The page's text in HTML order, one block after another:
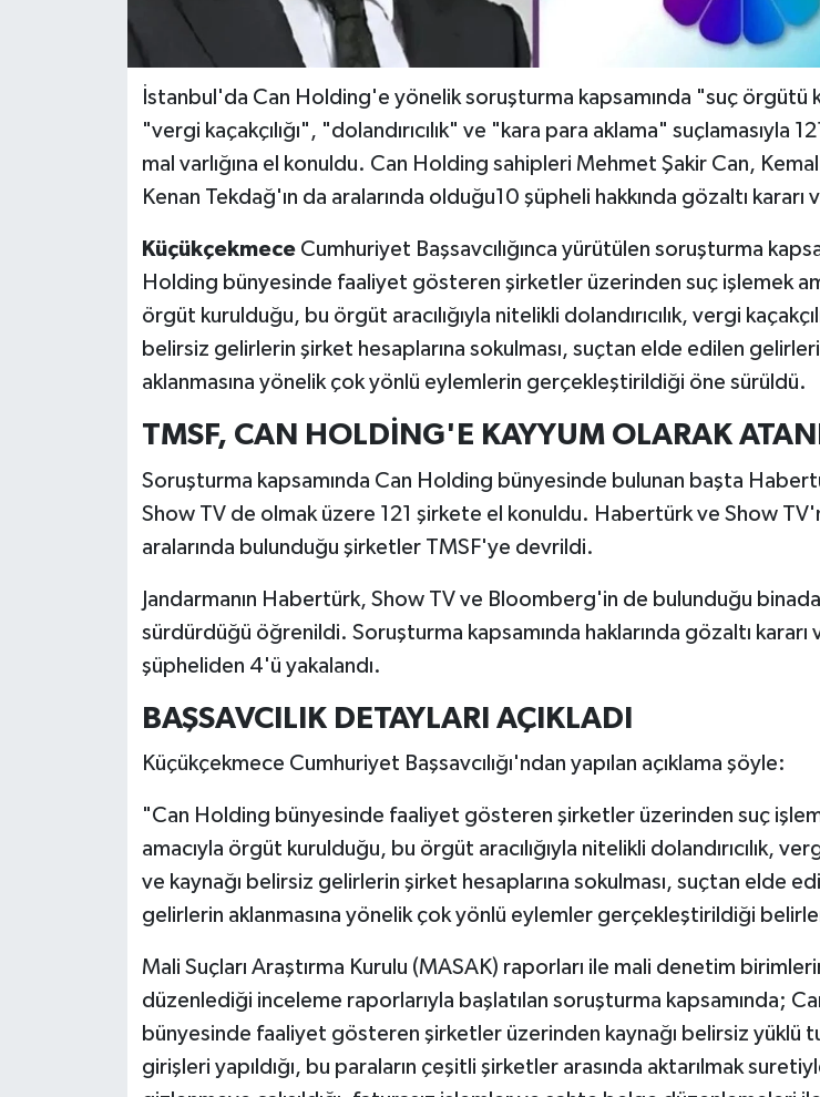
İstanbul'da Can Holding'e yönelik soruşturma kapsamında "suç örgütü
"vergi kaçakçılığı", "dolandırıcılık" ve "kara para aklama" suçlamasıyla
mal varlığına el konuldu. Can Holding sahipleri Mehmet Şakir Can,
Kenan Tekdağ'ın da aralarında olduğu10 şüpheli hakkında gözaltı kararı
KüçükçekmeceCumhuriyet Başsavcılığınca yürütülen soruşturma
Holding bünyesinde faaliyet gösteren şirketler üzerinden suç işlemek
örgüt kurulduğu, bu örgüt aracılığıyla nitelikli dolandırıcılık, vergi
belirsiz gelirlerin şirket hesaplarına sokulması, suçtan elde edilen
aklanmasına yönelik çok yönlü eylemlerin gerçekleştirildiği öne sürüldü.
TMSF, CAN HOLDİNG'E KAYYUM OLARAK
Soruşturma kapsamında Can Holding bünyesinde bulunan başta
Show TV de olmak üzere 121 şirkete el konuldu. Habertürk ve Show
aralarında bulunduğu şirketler TMSF'ye devrildi.
Jandarmanın Habertürk, Show TV ve Bloomberg'in de bulunduğu binada
sürdürdüğü öğrenildi. Soruşturma kapsamında haklarında gözaltı kararı
şüpheliden 4'ü yakalandı.
BAŞSAVCILIK DETAYLARI AÇIKLADI
Küçükçekmece Cumhuriyet Başsavcılığı'ndan yapılan açıklama şöyle:
"Can Holding bünyesinde faaliyet gösteren şirketler üzerinden suç
amacıyla örgüt kurulduğu, bu örgüt aracılığıyla nitelikli dolandırıcılık, vergi
ve kaynağı belirsiz gelirlerin şirket hesaplarına sokulması, suçtan elde
gelirlerin aklanmasına yönelik çok yönlü eylemler gerçekleştirildiği
Mali Suçları Araştırma Kurulu (MASAK) raporları ile mali denetim
düzenlediği inceleme raporlarıyla başlatılan soruşturma kapsamında;
bünyesinde faaliyet gösteren şirketler üzerinden kaynağı belirsiz yüklü
girişleri yapıldığı, bu paraların çeşitli şirketler arasında aktarılmak